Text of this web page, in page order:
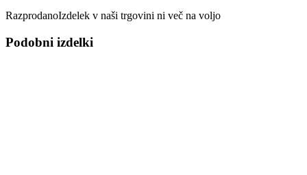
RazprodanoIzdelek v naši trgovini ni več na voljo
Podobni izdelki